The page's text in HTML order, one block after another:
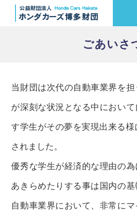
ごあいさ
当財団は次代の自動車業界を
が深刻な状況となる中におい
す学生がその夢を実現出来る様
されました。
優秀な学生が経済的な理由の
あきらめたりする事は国内の
自動車業界において、非常に